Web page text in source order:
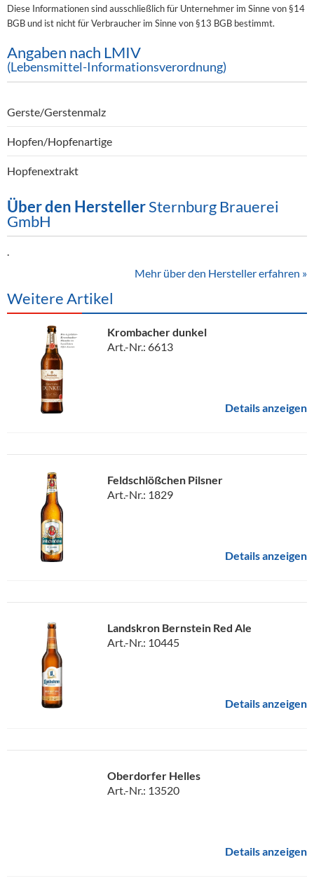
Diese Informationen sind ausschließlich für Unternehmer im Sinne von §14
BGB und ist nicht für Verbraucher im Sinne von §13 BGB bestimmt.
Angaben nach LMIV
(Lebensmittel-Informationsverordnung)
Gerste/Gerstenmalz
Hopfen/Hopfenartige
Hopfenextrakt
Über den HerstellerSternburg Brauerei
GmbH
Mehr über den Hersteller erfahren »
Weitere Artikel
Krombacher dunkel
Art.-Nr.: 6613
Details anzeigen
Feldschlößchen Pilsner
Art.-Nr.: 1829
Details anzeigen
Landskron Bernstein Red Ale
Art.-Nr.: 10445
Details anzeigen
Oberdorfer Helles
Art.-Nr.: 13520
Details anzeigen